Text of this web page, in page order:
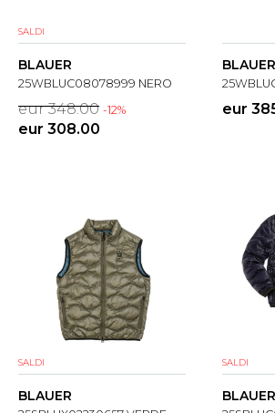
SALDI
BLAUER
25WBLUC08078999 NERO
eur 348.00 -12%
eur 308.00
BLAUER
eur
SALDI
BLAUER
SALDI
BLAUER